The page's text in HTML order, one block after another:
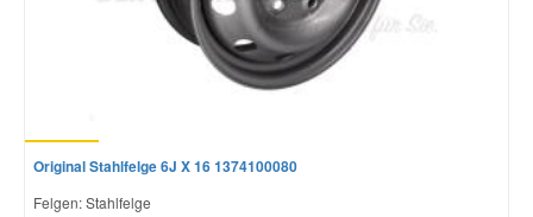
Original Stahlfelge 6J X 16 1374100080
Felgen: Stahlfelge